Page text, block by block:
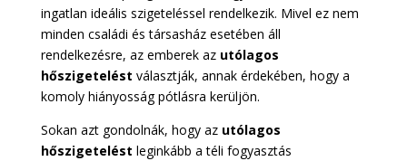
ingatlan ideális szigeteléssel rendelkezik. Mivel ez nem
minden családi és társasház esetében áll
rendelkezésre, az emberek az utólagos
hőszigetelést választják, annak érdekében, hogy a
komoly hiányosság pótlásra kerüljön.
Sokan azt gondolnák, hogy az utólagos
hőszigetelést leginkább a téli fogyasztás